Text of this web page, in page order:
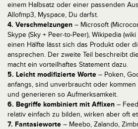
einem Halbsatz oder einer passenden
Allofmp3, Myspace, Du darfst.
4. Verschmelzungen – Microsoft
Skype (Sky + Peer-to-Peer), Wikipedia
einen Hälfte lässt sich das Produkt oder
ansprechen. Der zweite Teil beschreibt
macht ein vorteilhaftes Statement dazu.
5. Leicht modifizierte Worte – Poken,
anfangs, sind unverbraucht oder
und generieren so Aufmerksamkeit.
6. Begriffe kombiniert mit Affixen –
relativ einfach zu bilden, wirken aber oft
7. Fantasieworte – Meebo, Zalando,